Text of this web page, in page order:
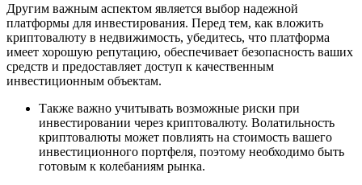
Другим важным аспектом является выбор надежной
платформы для инвестирования. Перед тем, как вложить
криптовалюту в недвижимость, убедитесь, что платформа
имеет хорошую репутацию, обеспечивает безопасность ваших
средств и предоставляет доступ к качественным
инвестиционным объектам.
Также важно учитывать возможные риски при
инвестировании через криптовалюту. Волатильность
криптовалюты может повлиять на стоимость вашего
инвестиционного портфеля, поэтому необходимо быть
готовым к колебаниям рынка.